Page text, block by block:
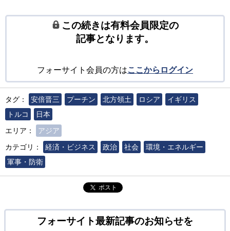
この続きは有料会員限定の
記事となります。
フォーサイト会員の方はここからログイン
タグ： 安倍晋三 プーチン 北方領土 ロシア
イギリス
トルコ
日本
エリア：
アジア
カテゴリ：
経済・ビジネス 政治 社会
環境・エネルギー
軍事・防衛
ポスト
フォーサイト最新記事のお知らせを